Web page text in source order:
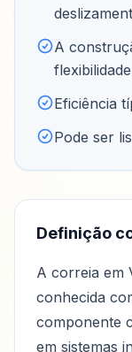
A
Eficiência
Pode ser
Definição
A correia em
conhecida
componente
em sistemas